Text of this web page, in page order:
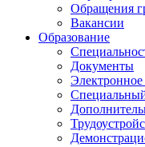
Обращения
Вакансии
Образование
Документы
Электронное